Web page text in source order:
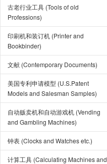
古老行业工具 (Tools of old
Professions)
印刷机和装订机 (Printer and
Bookbinder)
文献 (Contemporary Documents)
美国专利申请模型 (U.S.Patent
Models and Salesman Samples)
自动贩卖机和自动游戏机 (Vending
and Gambling Machines)
钟表 (Clocks and Watches etc.)
计算工具 (Calculating Machines and